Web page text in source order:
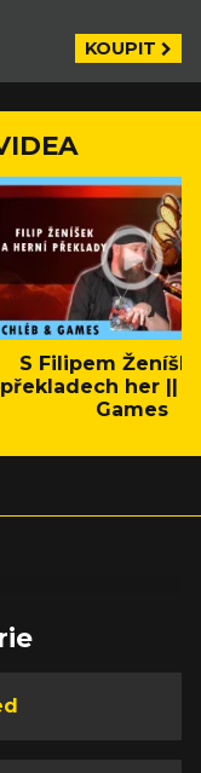
KOUPIT
S Filipem
překladech her ||
Games